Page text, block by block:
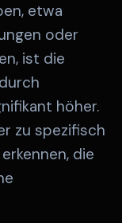
etwa
oder
ist die
höher.
zu spezifisch
die